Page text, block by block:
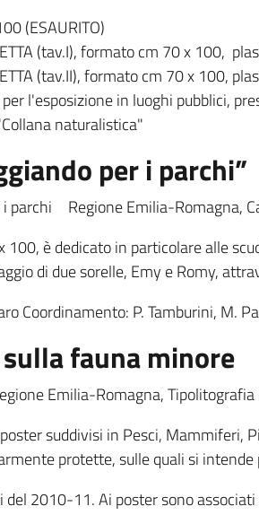
(ESAURITO)
(tav.I), formato cm 70 x 100,
(tav.II), formato cm 70 x 100,
l'esposizione in luoghi pubblici,
naturalistica"
per i parchi”
Regione Emilia-Romagna,
è dedicato in particolare alle
di due sorelle, Emy e Romy,
Coordinamento: P. Tamburini, M.
fauna minore
Emilia-Romagna,
suddivisi in Pesci, Mammiferi,
protette, sulle quali si
2010-11. Ai poster sono associati